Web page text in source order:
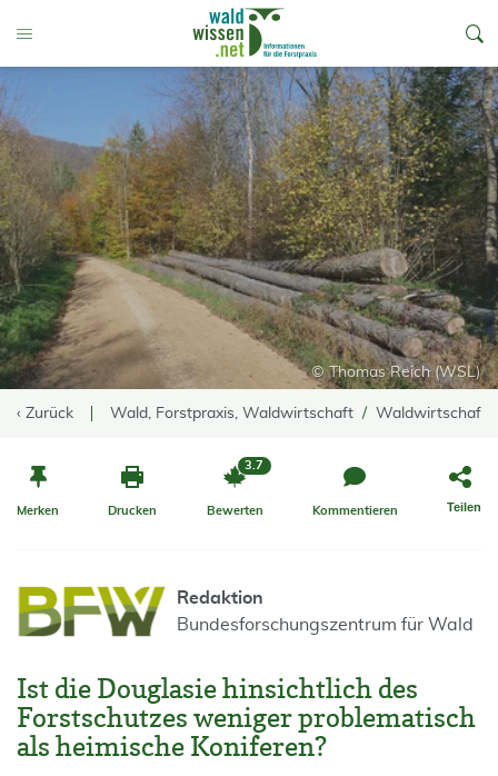
Toggle Menu
© Thomas Reich (WSL)
‹ Zurück Wald, Forstpraxis, Waldwirtschaft Waldwirtschaft
Merken Drucken Bewerten
3.7
Kommentieren Teilen
Redaktion
Bundesforschungszentrum für Wald
Ist die Douglasie hinsichtlich des
Forstschutzes weniger problematisch
als heimische Koniferen?